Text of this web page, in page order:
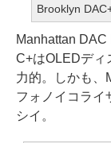
Brooklyn
Manhattan
C+はOLEDディ
力的。しかも、
フォノイコライ
シイ。